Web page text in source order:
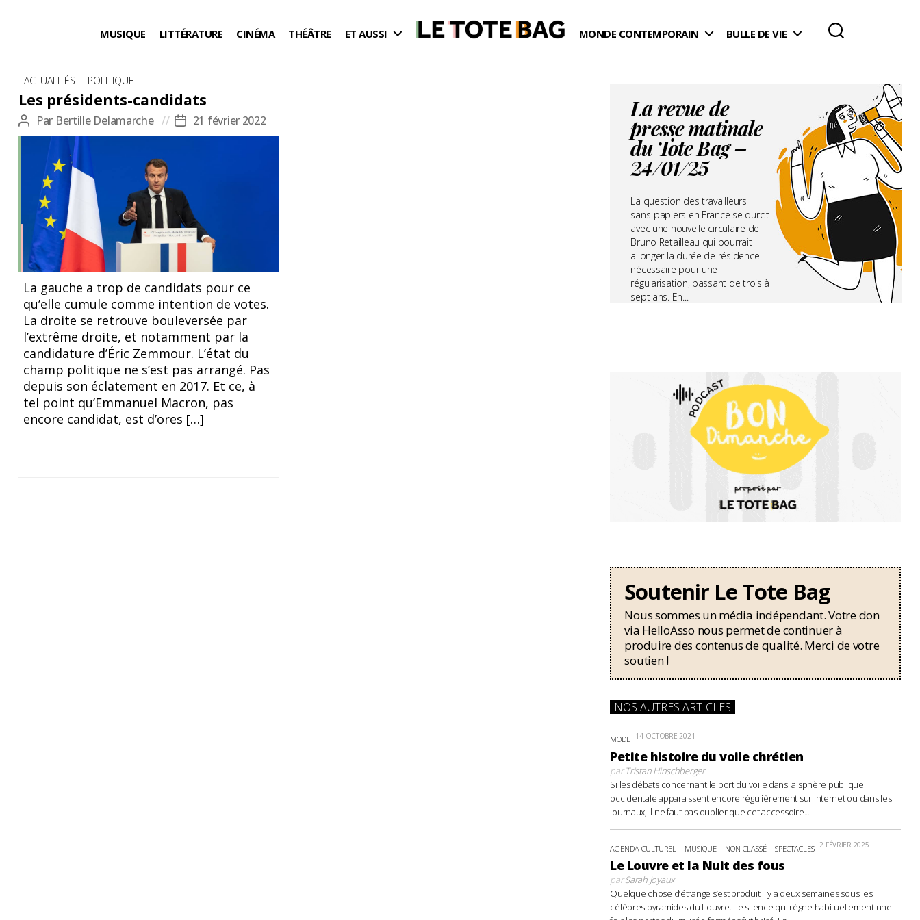
MUSIQUE LITTÉRATURE CINÉMA THÉÂTRE ET AUSSI MONDE CONTEMPORAIN BULLE DE VIE
Catégories
ACTUALITÉS POLITIQUE
Les présidents-candidats
Auteur
de
l’article
Par Bertille Delamarche
Date
de
21 février 2022
La gauche a trop de candidats pour ce
qu’elle cumule comme intention de votes.
La droite se retrouve bouleversée par
l’extrême droite, et notamment par la
candidature d’Éric Zemmour. L’état du
champ politique ne s’est pas arrangé. Pas
depuis son éclatement en 2017. Et ce, à
tel point qu’Emmanuel Macron, pas
encore candidat, est d’ores […]
La revue de
presse matinale
du Tote Bag –
24/01/25
La question des travailleurs
sans-papiers en France se durcit
avec une nouvelle circulaire de
Bruno Retailleau qui pourrait
allonger la durée de résidence
nécessaire pour une
régularisation, passant de trois à
sept ans. En...
Soutenir Le Tote Bag
Nous sommes un média indépendant. Votre don
via HelloAsso nous permet de continuer à
produire des contenus de qualité. Merci de votre
soutien !
NOS AUTRES ARTICLES
MODE 14 OCTOBRE 2021
Petite histoire du voile chrétien
parTristan Hinschberger
Si les débats concernant le port du voile dans la sphère publique
occidentale apparaissent encore régulièrement sur internet ou dans les
journaux, il ne faut pas oublier que cet accessoire...
AGENDA CULTUREL MUSIQUE NON CLASSÉ SPECTACLES 2 FÉVRIER 2025
Le Louvre et la Nuit des fous
parSarah Joyaux
Quelque chose d’étrange s’est produit il y a deux semaines sous les
célèbres pyramides du Louvre. Le silence qui règne habituellement une